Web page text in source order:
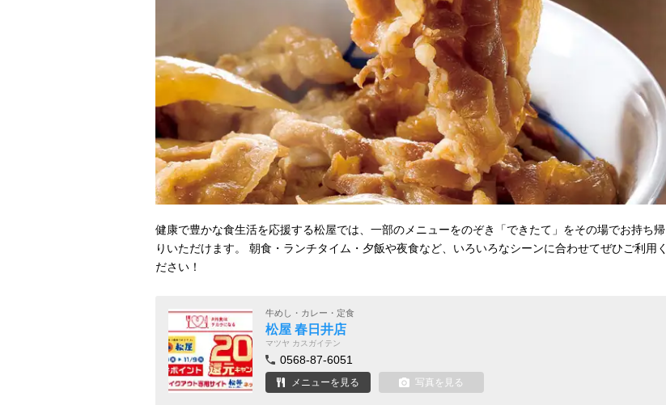
健康で豊かな食生活を応援する松屋では、一部のメニューをのぞき「できたて」をその場でお持ち帰
りいただけます。 朝食・ランチタイム・夕飯や夜食など、いろいろなシーンに合わせてぜひご利用く
ださい！
牛めし・カレー・定食
松屋 春日井店
マツヤ カスガイテン
0568-87-6051
メニューを見る 写真を見る